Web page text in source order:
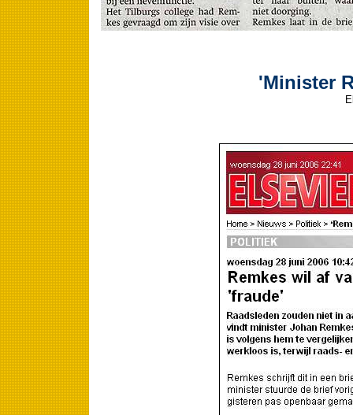
'Minister